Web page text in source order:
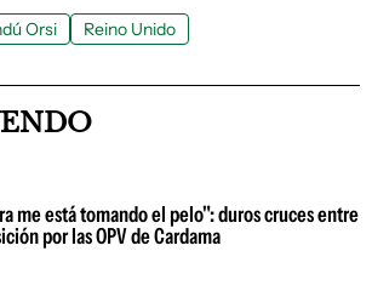
Orsi Reino Unido
me está tomando el pelo": duros cruces entre
por las OPV de Cardama